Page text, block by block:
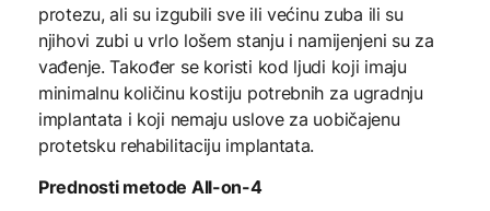
protezu, ali su izgubili sve ili većinu zuba ili su
njihovi zubi u vrlo lošem stanju i namijenjeni su za
vađenje. Također se koristi kod ljudi koji imaju
minimalnu količinu kostiju potrebnih za ugradnju
implantata i koji nemaju uslove za uobičajenu
protetsku rehabilitaciju implantata.
Prednosti metode All-on-4